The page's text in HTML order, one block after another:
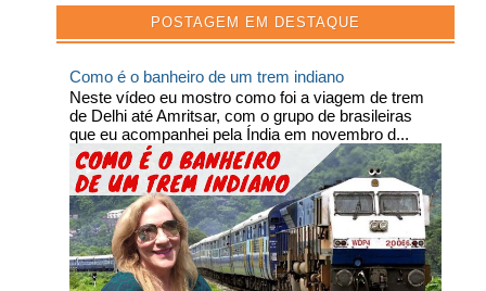
POSTAGEM EM DESTAQUE
Como é o banheiro de um trem indiano
Neste vídeo eu mostro como foi a viagem de trem
de Delhi até Amritsar, com o grupo de brasileiras
que eu acompanhei pela Índia em novembro d...